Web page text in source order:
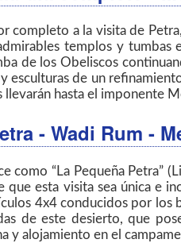
completo a la visita de
templos y tumbas
de los Obeliscos
esculturas de un
hasta el imponente
- Wadi Rum -
como “La Pequeña
que esta visita sea única e
4x4 conducidos por los
de este desierto, que
y alojamiento en el